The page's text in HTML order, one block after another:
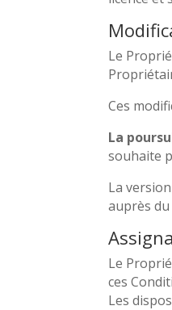
Le
Ces
La
souhaite
La
auprès
Le
ces
Les